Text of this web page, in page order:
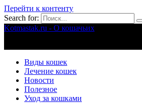
Перейти к контенту
Search for:
Kotmastak.ru - О кошачьих
Виды кошек
Лечение кошек
Новости
Полезное
Уход за кошками